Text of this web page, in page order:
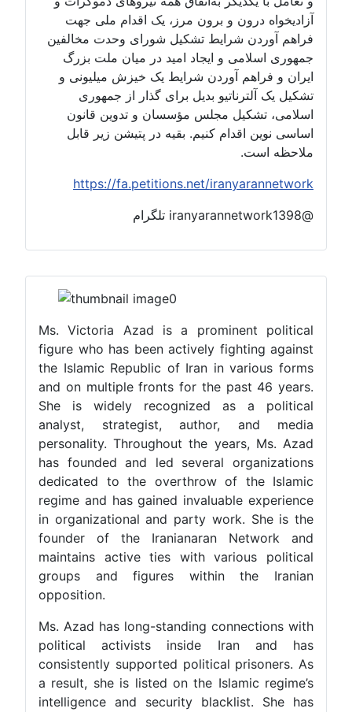
Ms. Victoria Azad is a prominent political
figure who has been actively fighting against
the Islamic Republic of Iran in various forms
and on multiple fronts for the past 46 years.
She is widely recognized as a political
analyst, strategist, author, and media
personality. Throughout the years, Ms. Azad
has founded and led several organizations
dedicated to the overthrow of the Islamic
regime and has gained invaluable experience
in organizational and party work. She is the
founder of the Iranianaran Network and
maintains active ties with various political
groups and figures within the Iranian
opposition.
Ms. Azad has long-standing connections with
political activists inside Iran and has
consistently supported political prisoners. As
a result, she is listed on the Islamic regime’s
intelligence and security blacklist. She has
آزادیخواه درون و برون مرز، یک اقدام ملی جهت
فراهم آوردن شرایط تشکیل شورای وحدت مخالفین
جمهوری اسلامی و ایجاد امید در میان ملت بزرگ
ایران و فراهم آوردن شرایط یک خیزش میلیونی و
تشکیل یک آلترناتیو بدیل برای گذار از جمهوری
اسلامی، تشکیل مجلس مؤسسان و تدوین قانون
اساسی نوین اقدام کنیم. بقیه در پتیشن زیر قابل
ملاحظه است.
https://fa.petitions.net/iranyarannetwork
@iranyarannetwork1398 تلگرام